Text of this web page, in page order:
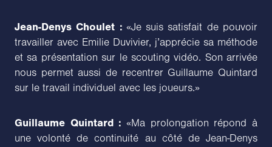
Jean-Denys Choulet : «Je suis satisfait de pouvoir
travailler avec Emilie Duvivier, j’apprécie sa méthode
et sa présentation sur le scouting vidéo. Son arrivée
nous permet aussi de recentrer Guillaume Quintard
sur le travail individuel avec les joueurs.»
Guillaume Quintard : «Ma prolongation répond à
une volonté de continuité au côté de Jean-Denys